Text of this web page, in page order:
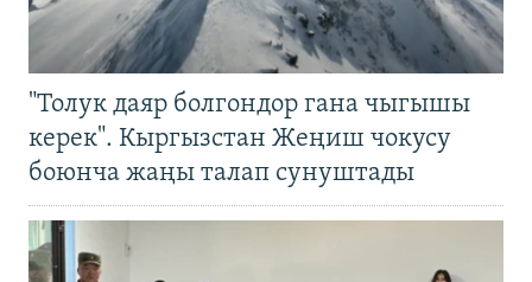
"Толук даяр болгондор гана чыгышы
керек". Кыргызстан Жеңиш чокусу
боюнча жаңы талап сунуштады